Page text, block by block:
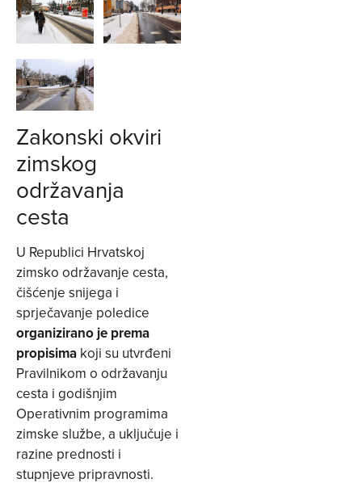
Zakonski okviri
zimskog
održavanja
cesta
U Republici Hrvatskoj
zimsko održavanje cesta,
čišćenje snijega i
sprječavanje poledice
organizirano je prema
propisima koji su utvrđeni
Pravilnikom o održavanju
cesta i godišnjim
Operativnim programima
zimske službe, a uključuje i
razine prednosti i
stupnjeve pripravnosti.